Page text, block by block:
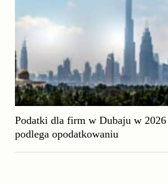
Podatki dla firm w Dubaju w
podlega opodatkowaniu